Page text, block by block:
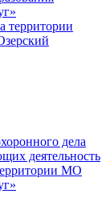
территории
дела
деятельность
МО